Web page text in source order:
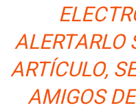
ALERTARLO
ARTÍCULO,
AMIGOS